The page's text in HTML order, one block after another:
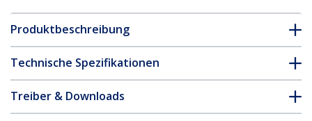
Produktbeschreibung
Technische Spezifikationen
Treiber & Downloads